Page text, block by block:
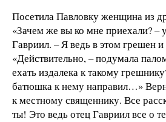
Посетила Павловку женщина из
«Зачем же вы ко мне приехали? –
Гавриил. – Я ведь в этом грешен
«Действительно, – подумала
ехать издалека к такому
батюшка к нему направил…»
к местному священнику. Все
ты! Это ведь отец Гавриил все о